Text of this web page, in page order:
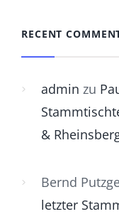
RECENT
admin zu
&
Bernd
letzter